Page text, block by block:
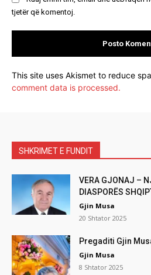
tjetër që komentoj.
This site uses Akismet to reduce
comment data is processed.
SHKRIMET E FUNDIT
VERA GJONAJ –
DIASPORËS
Gjin Musa
20 Shtator 2025
Pregaditi Gjin
Gjin Musa
8 Shtator 2025